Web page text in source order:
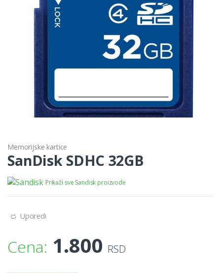
Memorijske kartice
SanDisk SDHC 32GB
Prikaži sve Sandisk proizvode
Uporedi
Cena: 1.800 RSD